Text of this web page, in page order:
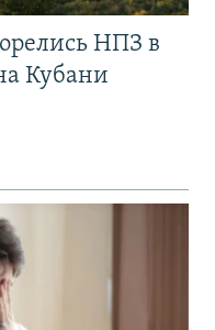
НПЗ в
Кубани